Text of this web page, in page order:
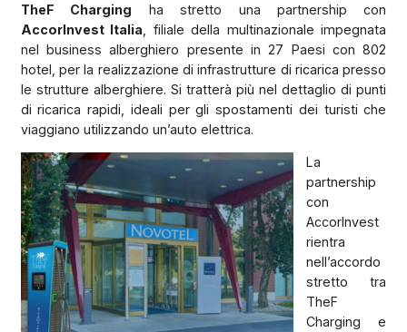
TheF Charging ha stretto una partnership con
AccorInvest Italia , filiale della multinazionale impegnata
nel business alberghiero presente in 27 Paesi con 802
hotel, per la realizzazione di infrastrutture di ricarica presso
le strutture alberghiere. Si tratterà più nel dettaglio di punti
di ricarica rapidi, ideali per gli spostamenti dei turisti che
viaggiano utilizzando un’auto elettrica.
La
partnership
con
AccorInvest
rientra
nell’accordo
stretto tra
TheF
Charging e